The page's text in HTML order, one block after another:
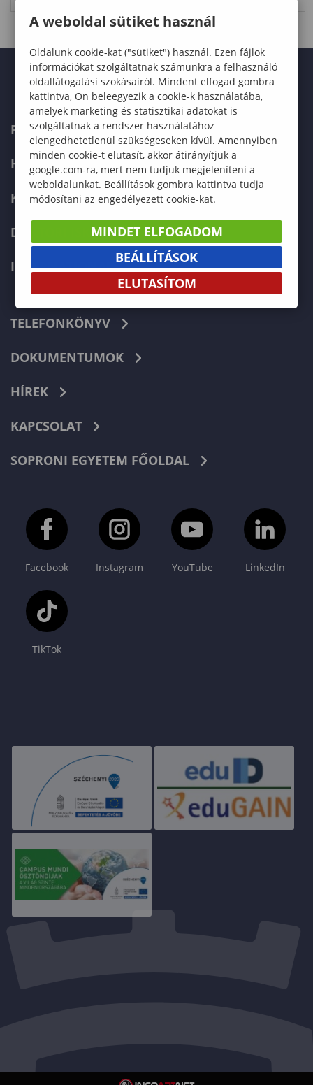
FELVÉTELIZŐKNEK
HALLGATÓKNAK
KÉPZÉSEK
DOKTORI ISKOLA
INTERNATIONAL
TELEFONKÖNYV
DOKUMENTUMOK
HÍREK
KAPCSOLAT
SOPRONI EGYETEM FŐOLDAL
Facebook Instagram YouTube LinkedIn
TikTok
A weboldal sütiket használ
Oldalunk cookie-kat ("sütiket") használ. Ezen fájlok
információkat szolgáltatnak számunkra a felhasználó
oldallátogatási szokásairól. Mindent elfogad gombra
kattintva, Ön beleegyezik a cookie-k használatába,
amelyek marketing és statisztikai adatokat is
szolgáltatnak a rendszer használatához
elengedhetetlenül szükségeseken kívül. Amennyiben
minden cookie-t elutasít, akkor átirányítjuk a
google.com-ra, mert nem tudjuk megjeleníteni a
weboldalunkat. Beállítások gombra kattintva tudja
módosítani az engedélyezett cookie-kat.
MINDET ELFOGADOM
BEÁLLÍTÁSOK
ELUTASÍTOM